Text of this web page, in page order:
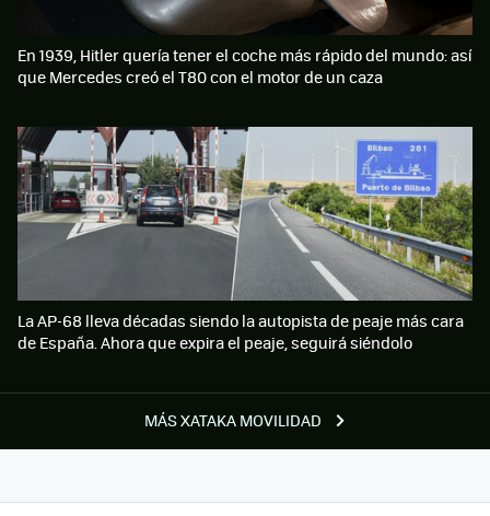
MÁS XATAKA MOVILIDAD
En 1939, Hitler quería tener el coche más rápido del mundo: así
que Mercedes creó el T80 con el motor de un caza
La AP-68 lleva décadas siendo la autopista de peaje más cara
de España. Ahora que expira el peaje, seguirá siéndolo